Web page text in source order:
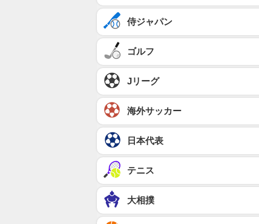
侍ジャパン
ゴルフ
Jリーグ
海外サッカー
日本代表
テニス
大相撲